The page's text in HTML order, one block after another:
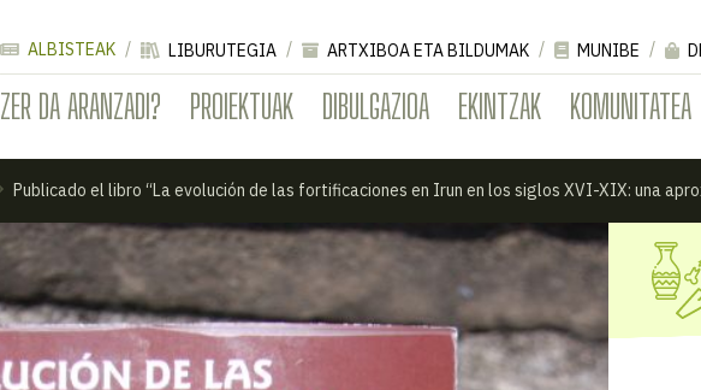
ZER DA ARANZADI? PROIEKTUAK DIBULGAZIOA EKINTZAK KOMUNITATEA
ALBISTEAK LIBURUTEGIA ARTXIBOA ETA BILDUMAK MUNIBE
Publicado el libro “La evolución de las fortificaciones en Irun en los siglos XVI-XIX: una